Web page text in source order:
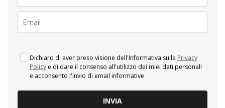
Dichiaro di aver preso visione dell'Informativa sulla Privacy
Policy e di dare il consenso all'utilizzo dei miei dati personali
e acconsento l'invio di email informative
INVIA